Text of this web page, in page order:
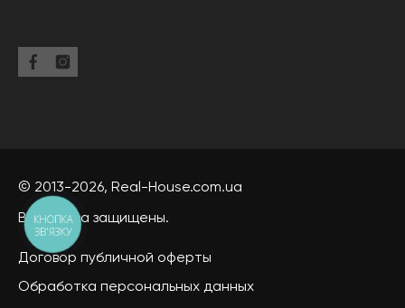
© 2013-2026, Real-House.com.ua
Все права защищены.
Договор публичной оферты
Обработка персональных данных
КНОПКА
ЗВ'ЯЗКУ